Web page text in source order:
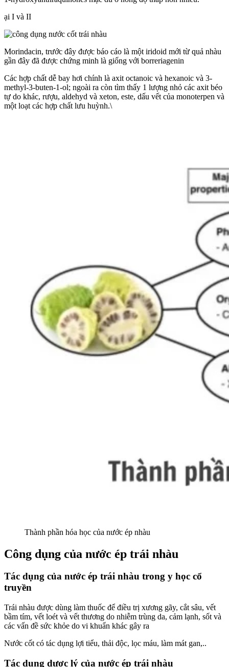
ại I và II
Morindacin, trước đây được báo cáo là một iridoid mới từ quả nhàu
gần đây đã được chứng minh là giống với borreriagenin
Các hợp chất dễ bay hơi chính là axit octanoic và hexanoic và 3-
methyl-3-buten-1-ol; ngoài ra còn tìm thấy 1 lượng nhỏ các axit béo
tự do khác, rượu, aldehyd và xeton, este, dấu vết của monoterpen và
một loạt các hợp chất lưu huỳnh.\
Thành phần hóa học của nước ép nhàu
Công dụng của nước ép trái nhàu
Tác dụng của nước ép trái nhàu trong y học cổ
truyền
Trái nhàu được dùng làm thuốc để điều trị xương gãy, cắt sâu, vết
bầm tím, vết loét và vết thương do nhiễm trùng da, cảm lạnh, sốt và
các vấn đề sức khỏe do vi khuẩn khác gây ra
Nước cốt có tác dụng lợi tiểu, thải độc, lọc máu, làm mát gan,..
Tác dụng dược lý của nước ép trái nhàu